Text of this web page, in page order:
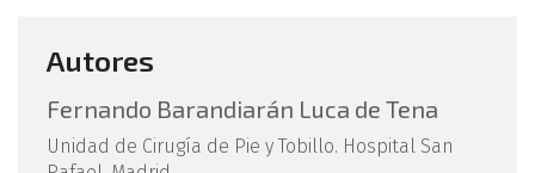
Autores
Fernando Barandiarán Luca de Tena
Unidad de Cirugía de Pie y Tobillo. Hospital San